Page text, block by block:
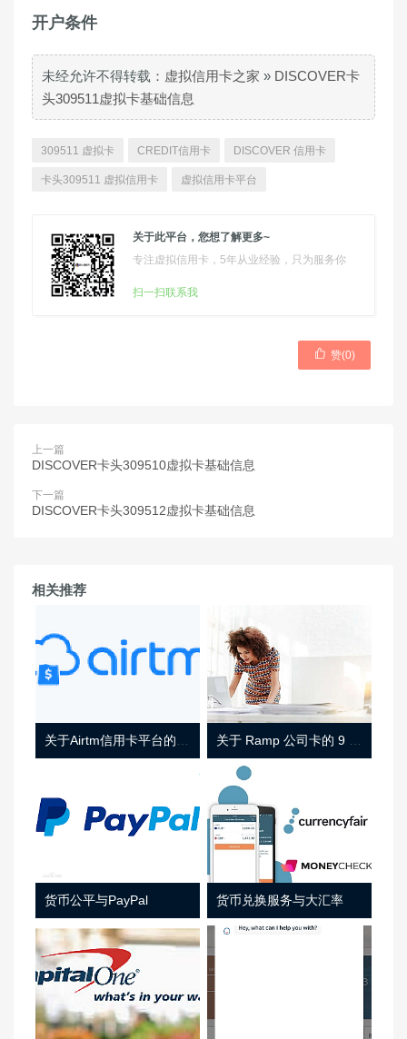
开户条件
未经允许不得转载： 虚拟信用卡之家 » DISCOVER卡
头309511虚拟卡基础信息
309511 虚拟卡 CREDIT信用卡 DISCOVER 信用卡
卡头309511 虚拟信用卡 虚拟信用卡平台
关于此平台，您想了解更多~
专注虚拟信用卡，5年从业经验，只为服务你
扫一扫联系我
 赞(0)
上一篇
DISCOVER卡头309510虚拟卡基础信息
下一篇
DISCOVER卡头309512虚拟卡基础信息
相关推荐
货币公平与PayPal 货币兑换服务与大汇率